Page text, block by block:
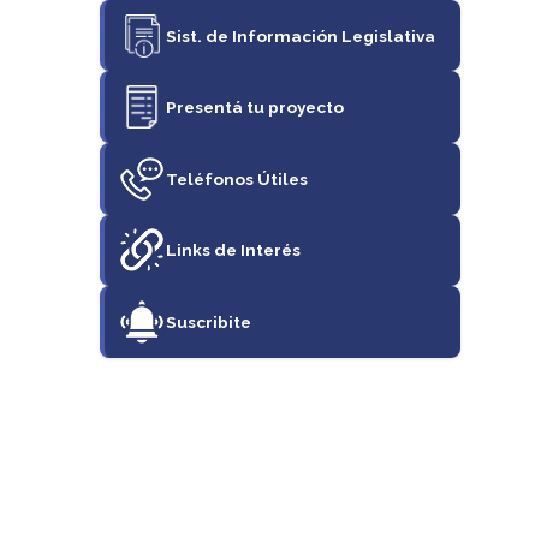
Sist. de Información Legislativa
Presentá tu proyecto
Teléfonos Útiles
Links de Interés
Suscribite